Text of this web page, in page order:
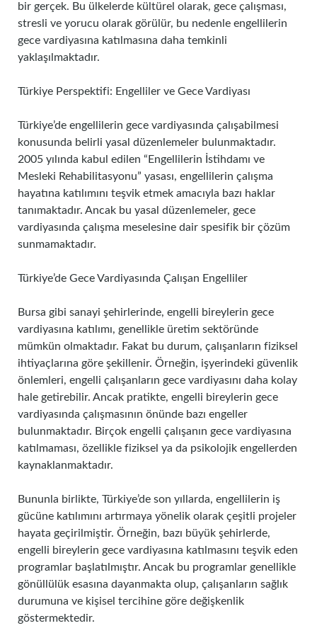
bir gerçek. Bu ülkelerde kültürel olarak, gece çalışması,
stresli ve yorucu olarak görülür, bu nedenle engellilerin
gece vardiyasına katılmasına daha temkinli
yaklaşılmaktadır.
Türkiye Perspektifi: Engelliler ve Gece Vardiyası
Türkiye’de engellilerin gece vardiyasında çalışabilmesi
konusunda belirli yasal düzenlemeler bulunmaktadır.
2005 yılında kabul edilen “Engellilerin İstihdamı ve
Mesleki Rehabilitasyonu” yasası, engellilerin çalışma
hayatına katılımını teşvik etmek amacıyla bazı haklar
tanımaktadır. Ancak bu yasal düzenlemeler, gece
vardiyasında çalışma meselesine dair spesifik bir çözüm
sunmamaktadır.
Türkiye’de Gece Vardiyasında Çalışan Engelliler
Bursa gibi sanayi şehirlerinde, engelli bireylerin gece
vardiyasına katılımı, genellikle üretim sektöründe
mümkün olmaktadır. Fakat bu durum, çalışanların fiziksel
ihtiyaçlarına göre şekillenir. Örneğin, işyerindeki güvenlik
önlemleri, engelli çalışanların gece vardiyasını daha kolay
hale getirebilir. Ancak pratikte, engelli bireylerin gece
vardiyasında çalışmasının önünde bazı engeller
bulunmaktadır. Birçok engelli çalışanın gece vardiyasına
katılmaması, özellikle fiziksel ya da psikolojik engellerden
kaynaklanmaktadır.
Bununla birlikte, Türkiye’de son yıllarda, engellilerin iş
gücüne katılımını artırmaya yönelik olarak çeşitli projeler
hayata geçirilmiştir. Örneğin, bazı büyük şehirlerde,
engelli bireylerin gece vardiyasına katılmasını teşvik eden
programlar başlatılmıştır. Ancak bu programlar genellikle
gönüllülük esasına dayanmakta olup, çalışanların sağlık
durumuna ve kişisel tercihine göre değişkenlik
göstermektedir.